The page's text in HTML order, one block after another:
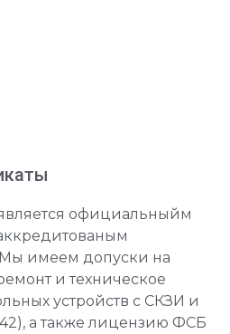
официальныйм
имеем допуски на
и техническое
устройств с СКЗИ и
а также лицензию ФСБ